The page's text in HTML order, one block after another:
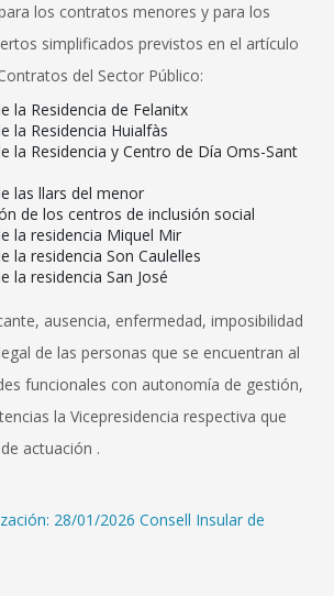
los contratos menores y para los
simplificados previstos en el artículo
del Sector Público:
la Residencia de Felanitx
la Residencia Huialfàs
la Residencia y Centro de Día Oms-Sant
las llars del menor
de los centros de inclusión social
la residencia Miquel Mir
la residencia Son Caulelles
la residencia San José
ausencia, enfermedad, imposibilidad
de las personas que se encuentran al
funcionales con autonomía de gestión,
la Vicepresidencia respectiva que
actuación .
28/01/2026 Consell Insular de